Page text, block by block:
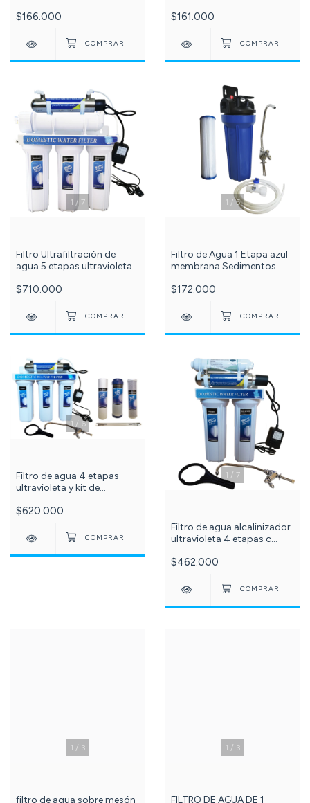
87-24
$166.000
-101-73-87-22-
$161.000
1 / 7
Filtro Ultrafiltración de
agua 5 etapas ultravioleta
-535-
$710.000
1 /5
Filtro de Agua 1 Etapa azul
membrana Sedimentos
129-73-87-99-
$172.000
1 / 6
Filtro de agua 4 etapas
ultravioleta y kit de
wattios c -119-501-013-
$620.000
1 / 7
Filtro de agua alcalinizador
ultravioleta 4 etapas c
$462.000
1 / 3
filtro de agua sobre mesón
1 / 3
FILTRO DE AGUA DE 1